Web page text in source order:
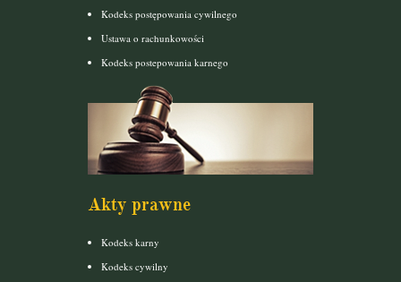
Kodeks postępowania cywilnego
Ustawa o rachunkowości
Kodeks postepowania karnego
Akty prawne
Kodeks karny
Kodeks cywilny